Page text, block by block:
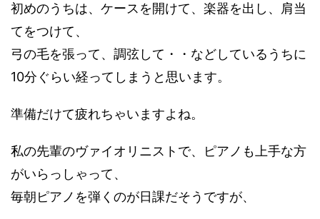
初めのうちは、ケースを開けて、楽器を出し、肩当
てをつけて、
弓の毛を張って、調弦して・・などしているうちに
10分ぐらい経ってしまうと思います。
準備だけて疲れちゃいますよね。
私の先輩のヴァイオリニストで、ピアノも上手な方
がいらっしゃって、
毎朝ピアノを弾くのが日課だそうですが、